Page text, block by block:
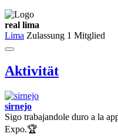
real lima
Lima Zulassung 1 Mitglied
Aktivität
sirnejo
Sigo trabajandole duro a la
Expo.🏆